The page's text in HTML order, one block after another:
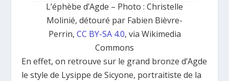
L’éphèbe d’Agde – Photo : Christelle
Molinié, détouré par Fabien Bièvre-
Perrin, CC BY-SA 4.0, via Wikimedia
Commons
En effet, on retrouve sur le grand bronze d’Agde
le style de Lysippe de Sicyone, portraitiste de la